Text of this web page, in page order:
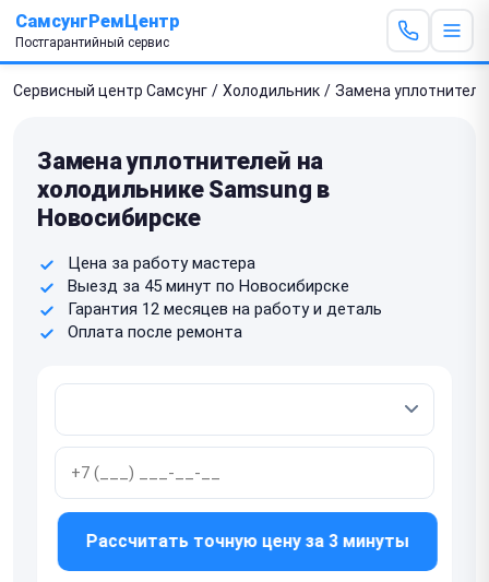
СамсунгРемЦентр
Постгарантийный сервис
Сервисный центр Самсунг / Холодильник / Замена
Замена уплотнителей на
холодильнике Samsung в
Новосибирске
Цена за работу мастера
Выезд за 45 минут по Новосибирске
Гарантия 12 месяцев на работу и деталь
Оплата после ремонта
Рассчитать точную цену за 3 минуты